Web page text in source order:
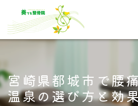
宮崎県都城市で腰
温泉の選び方と効